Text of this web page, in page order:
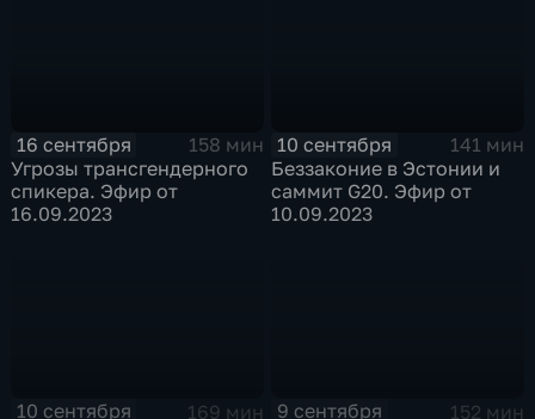
16 сентября
158 мин
Угрозы трансгендерного
спикера. Эфир от
16.09.2023
10 сентября
141 мин
Беззаконие в Эстонии и
саммит G20. Эфир от
10.09.2023
10 сентября 169 мин 9 сентября 152 мин